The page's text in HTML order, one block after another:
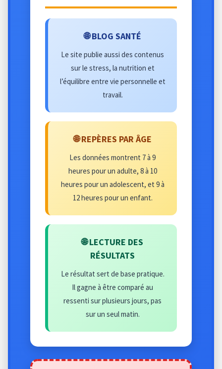
🌐 BLOG SANTÉ
Le site publie aussi des contenus
sur le stress, la nutrition et
l’équilibre entre vie personnelle et
travail.
🌐 REPÈRES PAR ÂGE
Les données montrent 7 à 9
heures pour un adulte, 8 à 10
heures pour un adolescent, et 9 à
12 heures pour un enfant.
🌐 LECTURE DES
RÉSULTATS
Le résultat sert de base pratique.
Il gagne à être comparé au
ressenti sur plusieurs jours, pas
sur un seul matin.